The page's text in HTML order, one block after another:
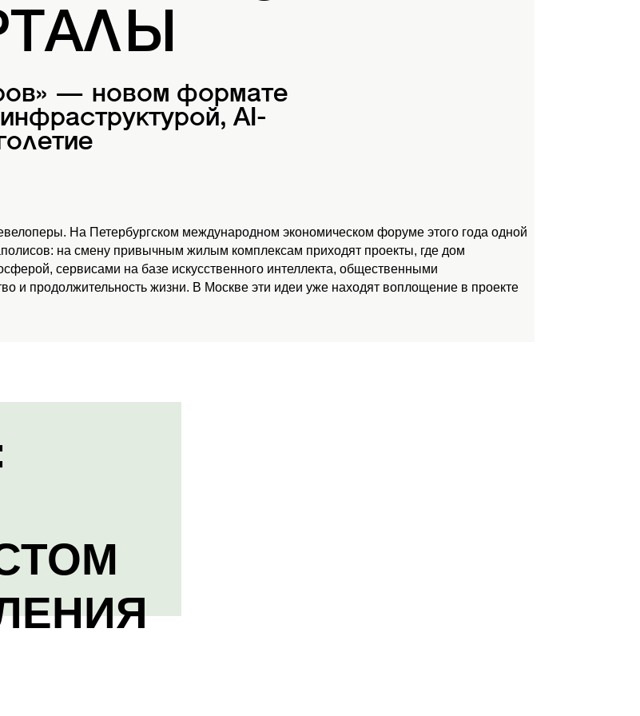
— новом формате
AI-
На Петербургском международном экономическом форуме этого года одной
на смену привычным жилым комплексам приходят проекты, где дом
сервисами на базе искусственного интеллекта, общественными
и продолжительность жизни. В Москве эти идеи уже находят воплощение в проекте